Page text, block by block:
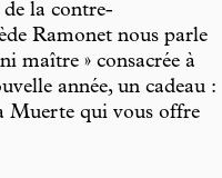
la contre-
Ramonet nous parle
maître » consacrée à
année, un cadeau :
Muerte qui vous offre